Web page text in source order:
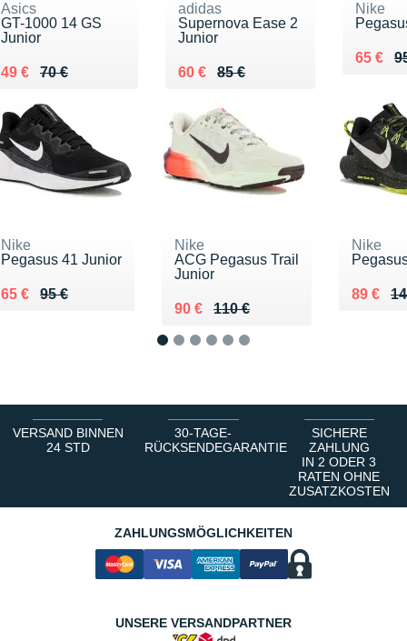
Asics
GT-1000 14 GS
Junior
70 €
Au lieu de 70 €
49 €
Vendu 49 €
adidas
Supernova Ease 2
Junior
85 €
Au lieu de 85 €
60 €
Vendu 60 €
Nike
Au lieu
65 €
Vendu
Nike
Pegasus 41 Junior
95 €
Au lieu de 95 €
65 €
Vendu 65 €
Nike
ACG Pegasus Trail
Junior
110 €
Au lieu de 110 €
90 €
Vendu 90 €
Nike
Au lieu
89 €
Vendu
VERSAND BINNEN
24 STD
30-TAGE-
RÜCKSENDEGARANTIE
SICHERE
ZAHLUNG
IN 2 ODER 3
RATEN OHNE
ZUSATZKOSTEN
ZAHLUNGSMÖGLICHKEITEN
UNSERE VERSANDPARTNER